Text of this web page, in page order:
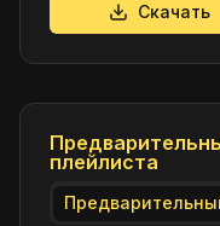
Скачать
плейлиста